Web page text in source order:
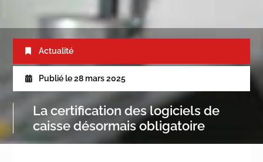
Actualité
Publié le 28 mars 2025
La certification des logiciels de
caisse désormais obligatoire